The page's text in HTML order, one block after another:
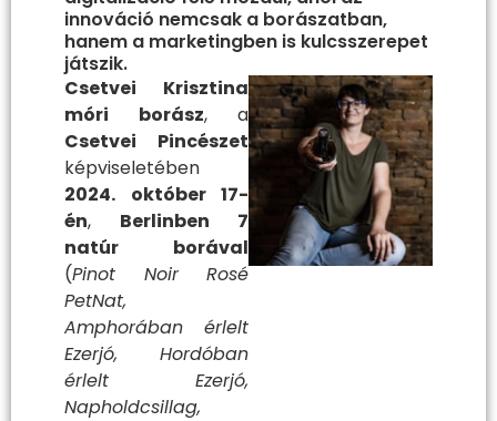
innováció nemcsak a borászatban,
hanem a marketingben is kulcsszerepet
játszik.
Csetvei Krisztina
móri borász, a
Csetvei Pincészet
képviseletében
2024. október 17-
én, Berlinben 7
natúr borával
(Pinot Noir Rosé
PetNat,
Amphorában érlelt
Ezerjó, Hordóban
érlelt Ezerjó,
Napholdcsillag,